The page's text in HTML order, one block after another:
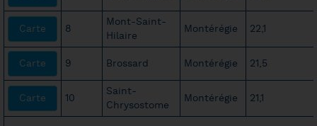
Carte 8
Mont-Saint-
Hilaire
Montérégie 22,1
Carte 9 Brossard Montérégie 21,5
Carte 10
Saint-
Chrysostome
Montérégie 21,1